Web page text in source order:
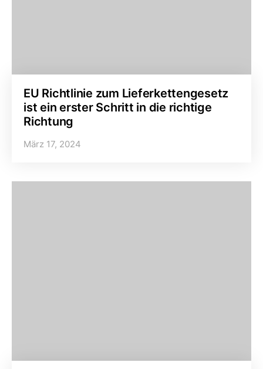
EU Richtlinie zum Lieferkettengesetz
ist ein erster Schritt in die richtige
Richtung
März 17, 2024